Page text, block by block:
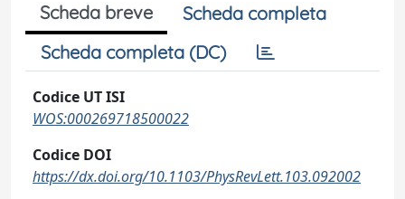
Scheda breve
Scheda completa
Scheda completa (DC)
Codice UT ISI
WOS:000269718500022
Codice DOI
https://dx.doi.org/10.1103/PhysRevLett.103.092002